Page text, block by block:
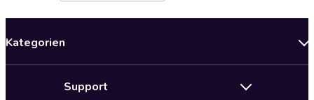
Kategorien
Support